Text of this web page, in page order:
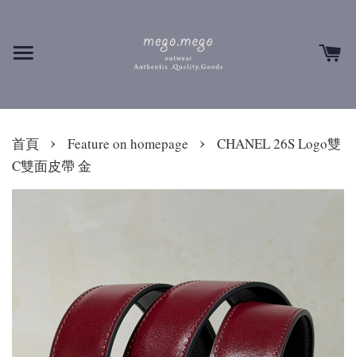
首頁 › Feature on homepage ›
CHANEL 26S Logo雙
C雙面皮帶 金